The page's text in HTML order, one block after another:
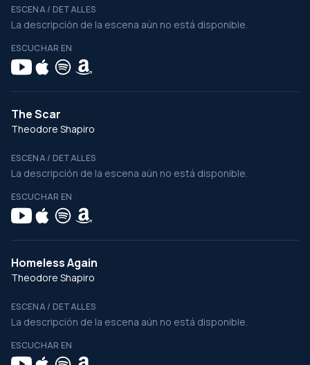
ESCENA / DETALLES
La descripción de la escena aún no está disponible.
ESCUCHAR EN
The Scar
Theodore Shapiro
ESCENA / DETALLES
La descripción de la escena aún no está disponible.
ESCUCHAR EN
Homeless Again
Theodore Shapiro
ESCENA / DETALLES
La descripción de la escena aún no está disponible.
ESCUCHAR EN